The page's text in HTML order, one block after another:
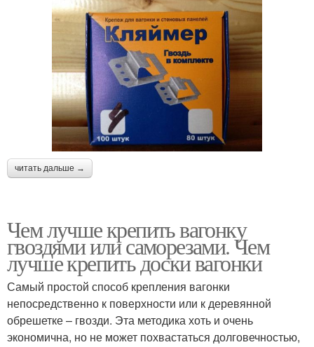
читать дальше →
Чем лучше крепить вагонку
гвоздями или саморезами. Чем
лучше крепить доски вагонки
Самый простой способ крепления вагонки
непосредственно к поверхности или к деревянной
обрешетке – гвозди. Эта методика хоть и очень
экономична, но не может похвастаться долговечностью,